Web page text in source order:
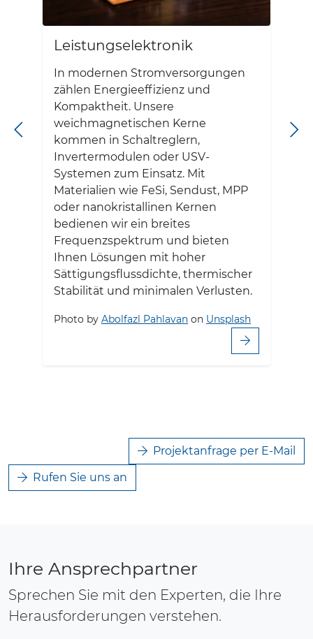
Leistungselektronik
In modernen Stromversorgungen
zählen Energieeffizienz und
Kompaktheit. Unsere
weichmagnetischen Kerne
kommen in Schaltreglern,
Invertermodulen oder USV-
Systemen zum Einsatz. Mit
Materialien wie FeSi, Sendust, MPP
oder nanokristallinen Kernen
bedienen wir ein breites
Frequenzspektrum und bieten
Ihnen Lösungen mit hoher
Sättigungsflussdichte, thermischer
Stabilität und minimalen Verlusten.
Photo by Abolfazl Pahlavan on Unsplash
Projektanfrage per E-Mail
Rufen Sie uns an
Ihre Ansprechpartner
Sprechen Sie mit den Experten, die Ihre
Herausforderungen verstehen.